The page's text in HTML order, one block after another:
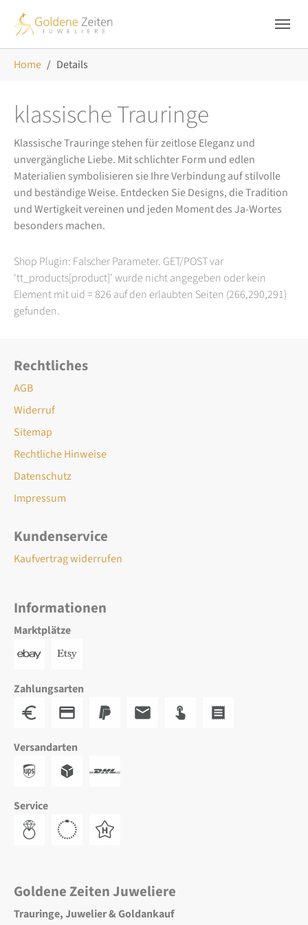
Home Details
klassische Trauringe
Klassische Trauringe stehen für zeitlose Eleganz und
unvergängliche Liebe. Mit schlichter Form und edlen
Materialien symbolisieren sie Ihre Verbindung auf stilvolle
und beständige Weise. Entdecken Sie Designs, die Tradition
und Wertigkeit vereinen und jeden Moment des Ja-Wortes
besonders machen.
Shop Plugin: Falscher Parameter. GET/POST var
'tt_products[product]' wurde nicht angegeben oder kein
Element mit uid = 826 auf den erlaubten Seiten (266,290,291)
gefunden.
Rechtliches
AGB
Widerruf
Sitemap
Rechtliche Hinweise
Datenschutz
Impressum
Kundenservice
Kaufvertrag widerrufen
Informationen
Marktplätze
Zahlungsarten
Versandarten
Service
Goldene Zeiten Juweliere
Trauringe, Juwelier & Goldankauf